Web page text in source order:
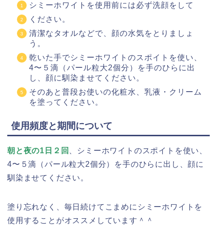
シミーホワイトを使用前には必ず洗顔をして
ください。
清潔なタオルなどで、顔の水気をとりましょ
う。
乾いた手でシミーホワイトのスポイトを使い、
4〜５滴（パール粒大2個分）を手のひらに出
し、顔に馴染ませてください。
そのあと普段お使いの化粧水、乳液・クリーム
を塗ってください。
使用頻度と期間について
朝と夜の1日２回
、シミーホワイトのスポイトを使い、
4〜５滴（パール粒大2個分）を手のひらに出し、顔に
馴染ませてください。
塗り忘れなく、毎日続けてこまめにシミーホワイトを
使用することがオススメしています＾＾